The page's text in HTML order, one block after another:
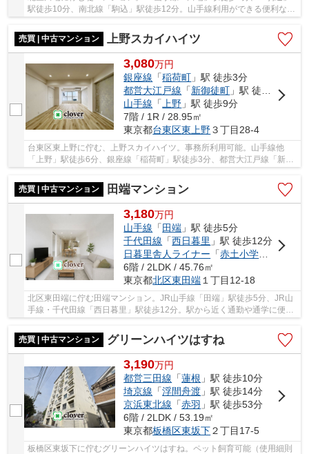
駅徒歩10分、南北線「駒込」駅徒歩12分。山手線利用ができる便利なマ
売買 | 中古マンション
上野スカイハイツ
3,080万円
銀座線 「稲荷町 」駅 徒歩3分
都営大江戸線 「新御徒町 」駅 徒歩8分
山手線 「 上野 」駅 徒歩9分
7階 / 1R / 28.95㎡
東京都台東区東上野３丁目28-4
台東区東上野に佇む、上野スカイハイツ。事務所利用可能。山手線他
「上野」駅徒歩6分、銀座線「稲荷町」駅徒歩3分、都営大江戸線「新御
売買 | 中古マンション
田端マンション
3,180万円
山手線 「 田端 」駅 徒歩5分
千代田線 「西日暮里 」駅 徒歩12分
日暮里舎人ライナー 「赤土小学校前
」駅
6階 / 2LDK / 45.76㎡
東京都北区東田端 １丁目12-18
北区東田端に佇む田端マンション。JR山手線「田端」駅徒歩5分、JR山
手線・千代田線「西日暮里」駅徒歩12分。駅から近く通勤や通学に便利
です。まいばすけっとまで約130ｍ、セブンイレ...
売買 | 中古マンション
グリーンハイツはすね
3,190万円
都営三田線 「蓮根 」駅 徒歩10分
埼京線 「浮間舟渡 」駅 徒歩14分
京浜東北線 「赤羽 」駅 徒歩53分
6階 / 2LDK / 53.19㎡
東京都板橋区東坂下２丁目17-5
板橋区東坂下に佇むグリーンハイツはすね。ペット飼育可能（使用細則